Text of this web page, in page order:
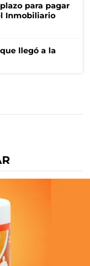
para pagar
Inmobiliario
llegó a la